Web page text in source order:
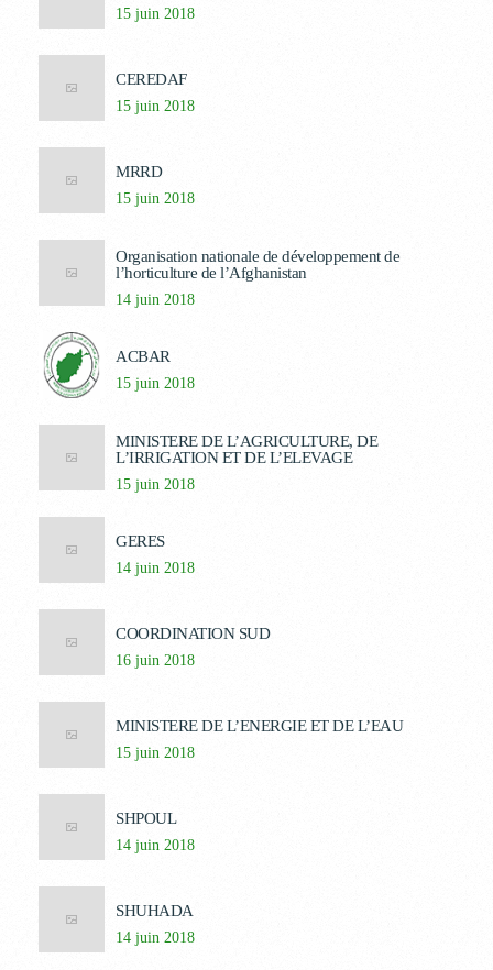
15 juin 2018
CEREDAF
15 juin 2018
MRRD
15 juin 2018
Organisation nationale de développement de
l’horticulture de l’Afghanistan
14 juin 2018
ACBAR
15 juin 2018
MINISTERE DE L’AGRICULTURE, DE
L’IRRIGATION ET DE L’ELEVAGE
15 juin 2018
GERES
14 juin 2018
COORDINATION SUD
16 juin 2018
MINISTERE DE L’ENERGIE ET DE L’EAU
15 juin 2018
SHPOUL
14 juin 2018
SHUHADA
14 juin 2018